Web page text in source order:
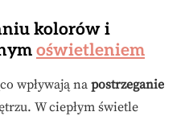
kolorów i
oświetleniem
wpływają na postrzeganie
W ciepłym świetle